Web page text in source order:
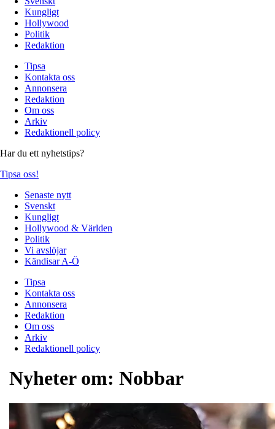
Kungligt
Hollywood
Politik
Redaktion
Tipsa
Kontakta oss
Annonsera
Redaktion
Om oss
Arkiv
Redaktionell policy
Har du ett nyhetstips?
Tipsa oss!
Senaste nytt
Svenskt
Kungligt
Hollywood & Världen
Politik
Vi avslöjar
Kändisar A-Ö
Tipsa
Kontakta oss
Annonsera
Redaktion
Om oss
Arkiv
Redaktionell policy
Nyheter om: Nobbar